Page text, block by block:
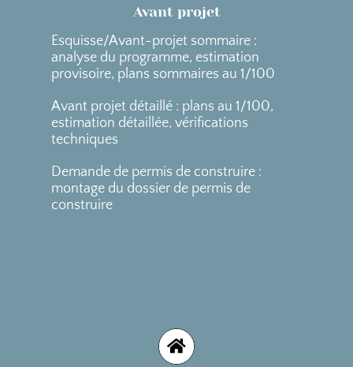
Avant projet
Esquisse/Avant-projet sommaire :
analyse du programme, estimation
provisoire, plans sommaires au 1/100
Avant projet détaillé : plans au 1/100,
estimation détaillée, vérifications
techniques
Demande de permis de construire :
montage du dossier de permis de
construire